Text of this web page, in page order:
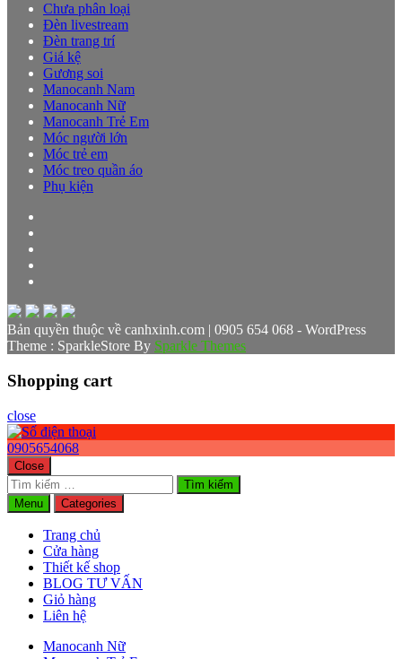
Chưa phân loại
Đèn livestream
Đèn trang trí
Giá kệ
Gương soi
Manocanh Nam
Manocanh Nữ
Manocanh Trẻ Em
Móc người lớn
Móc trẻ em
Móc treo quần áo
Phụ kiện
Bản quyền thuộc về canhxinh.com | 0905 654 068 - WordPress
Theme : SparkleStore By Sparkle Themes
Shopping cart
close
0905654068
Close
Tìm
kiếm
cho:
Menu Categories
Trang chủ
Cửa hàng
Thiết kế shop
BLOG TƯ VẤN
Giỏ hàng
Liên hệ
Manocanh Nữ